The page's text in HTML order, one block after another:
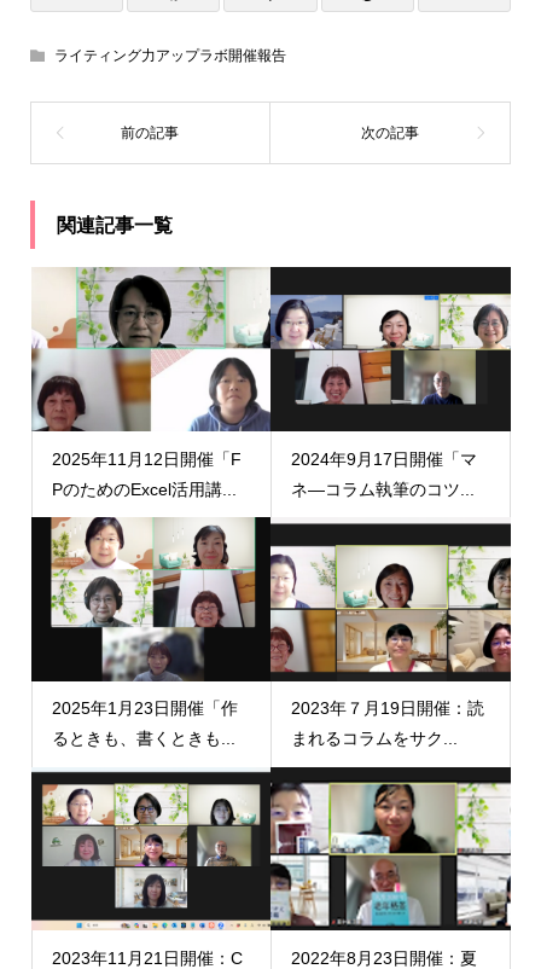
ライティング力アップラボ開催報告
関連記事一覧
2025年11月12日開催「F
PのためのExcel活用講...
2024年9月17日開催「マ
ネ―コラム執筆のコツ...
2025年1月23日開催「作
るときも、書くときも...
2023年７月19日開催：読
まれるコラムをサク...
2023年11月21日開催：C
2022年8月23日開催：夏